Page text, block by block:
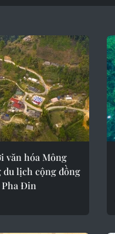
văn hóa Mông
du lịch cộng đồng
Đin